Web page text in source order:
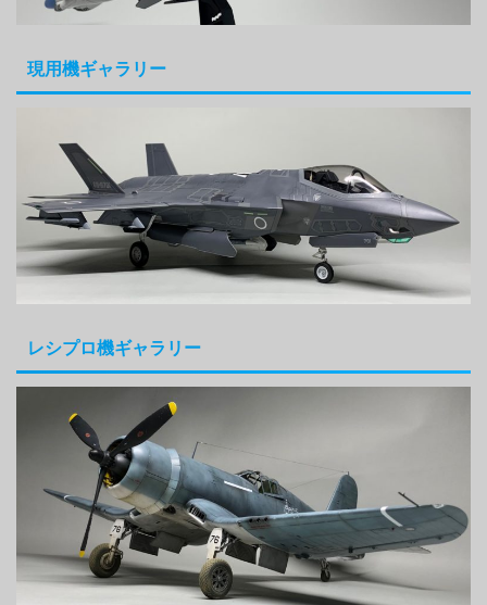
現用機ギャラリー
レシプロ機ギャラリー